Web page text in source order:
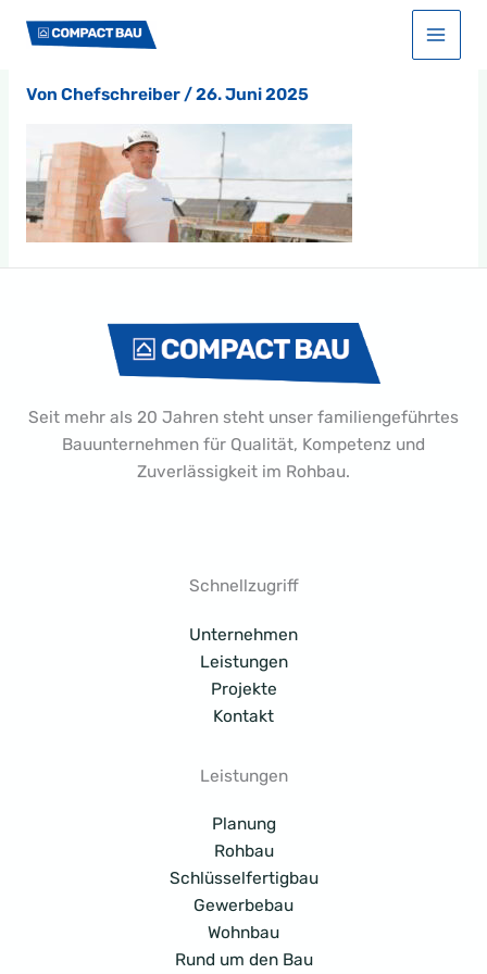
InhaltStart Projekte
Von Chefschreiber /26. Juni 2025
Seit mehr als 20 Jahren steht unser familiengeführtes
Bauunternehmen für Qualität, Kompetenz und
Zuverlässigkeit im Rohbau.
Schnellzugriff
Unternehmen
Leistungen
Projekte
Kontakt
Leistungen
Planung
Rohbau
Schlüsselfertigbau
Gewerbebau
Wohnbau
Rund um den Bau